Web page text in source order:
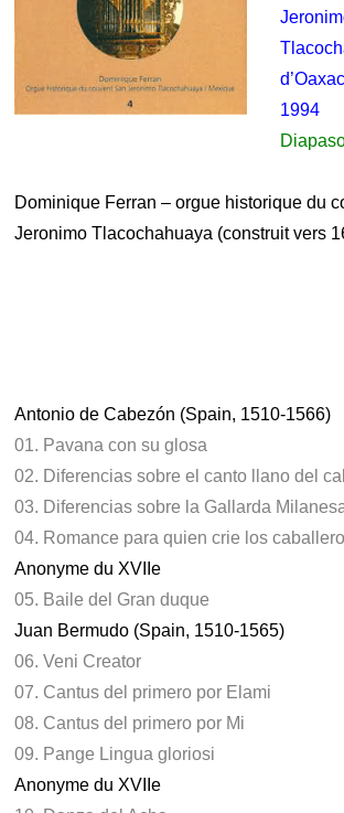
1994
Dominique Ferran – orgue historique du
Jeronimo Tlacochahuaya (construit vers
Antonio de Cabezón (Spain, 1510-1566)
01. Pavana con su glosa
02. Diferencias sobre el canto llano del
03. Diferencias sobre la Gallarda
04. Romance para quien crie los
Anonyme du XVIIe
05. Baile del Gran duque
Juan Bermudo (Spain, 1510-1565)
06. Veni Creator
07. Cantus del primero por Elami
08. Cantus del primero por Mi
09. Pange Lingua gloriosi
Anonyme du XVIIe